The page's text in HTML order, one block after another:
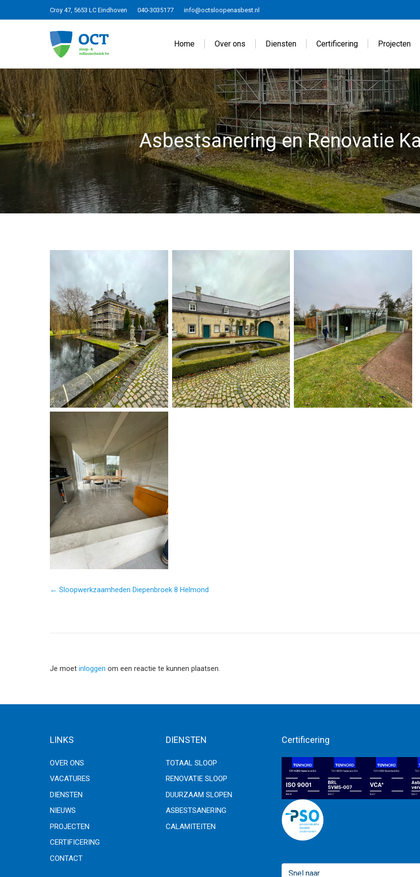
Croy 47, 5653 LC Eindhoven 040-3035177 info@octsloopenasbest.nl
Home Over ons Diensten Certificering Projecten
Asbestsanering en Renovatie
← Sloopwerkzaamheden Diepenbroek 8 Helmond
Je moet inloggen om een reactie te kunnen plaatsen.
LINKS
OVER ONS
VACATURES
DIENSTEN
NIEUWS
PROJECTEN
CERTIFICERING
CONTACT
DIENSTEN
TOTAAL SLOOP
RENOVATIE SLOOP
DUURZAAM SLOPEN
ASBESTSANERING
CALAMITEITEN
Certificering